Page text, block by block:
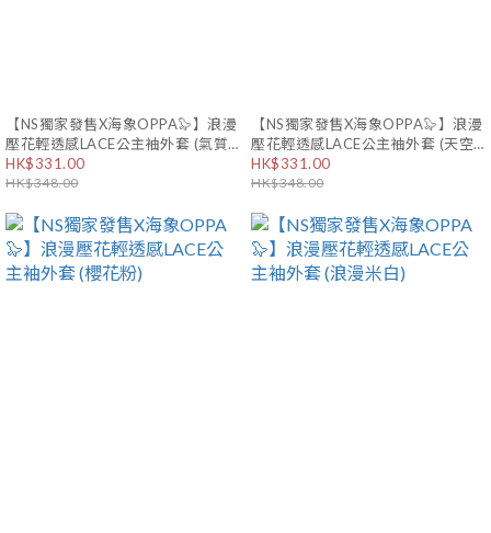
【NS獨家發售X海象OPPA🦭】浪漫
壓花輕透感LACE公主袖外套 (氣質
黑)
HK$331.00
HK$348.00
【NS獨家發售X海象OPPA🦭】浪漫
壓花輕透感LACE公主袖外套 (天空
藍)
HK$331.00
HK$348.00